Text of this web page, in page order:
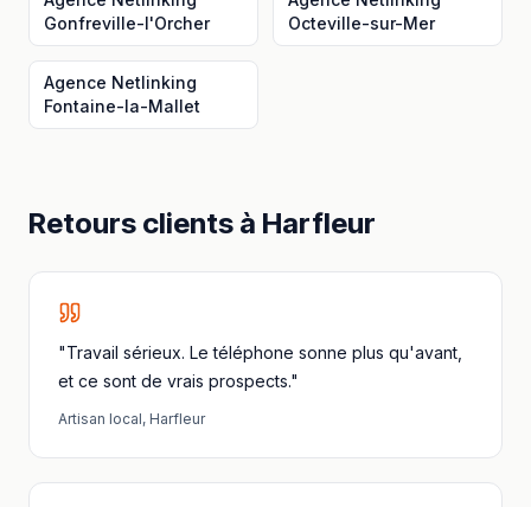
Gonfreville-l'Orcher
Octeville-sur-Mer
Agence Netlinking
Fontaine-la-Mallet
Retours clients à Harfleur
"Travail sérieux. Le téléphone sonne plus qu'avant,
et ce sont de vrais prospects."
Artisan local, Harfleur